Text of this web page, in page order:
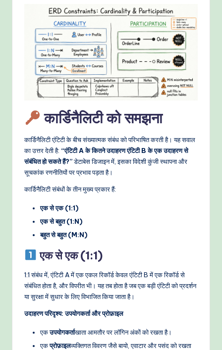
&
rn
c
h
कार्डिनैलिटी को समझना
कार्डिनैलिटी एंटिटी के बीच संख्यात्मक संबंध को परिभाषित करती है। यह सवाल
का उत्तर देती है: “एंटिटी A के कितने उदाहरण एंटिटी B के एक उदाहरण से
संबंधित हो सकते हैं?”डेटाबेस डिजाइन में, इसका विदेशी कुंजी स्थापना और
सूचकांक रणनीतियों पर प्रभाव पड़ता है।
कार्डिनैलिटी संबंधों के तीन मुख्य प्रकार हैं:
एक से एक (1:1)
एक से बहुत (1:N)
बहुत से बहुत (M:N)
एक से एक (1:1)
1:1 संबंध में, एंटिटी A में एक एकल रिकॉर्ड केवल एंटिटी B में एक रिकॉर्ड से
संबंधित होता है, और विपरीत भी। यह तब होता है जब एक बड़ी एंटिटी को प्रदर्शन
या सुरक्षा में सुधार के लिए विभाजित किया जाता है।
उदाहरण परिदृश्य: उपयोगकर्ता और प्रोफ़ाइल
एकउपयोगकर्ताखाता आमतौर पर लॉगिन अंकों को रखता है।
एकप्रोफ़ाइलव्यक्तिगत विवरण जैसे बायो, एवाटार और पसंद को रखता